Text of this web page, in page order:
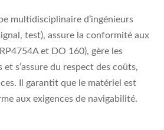
multidisciplinaire d’ingénieurs
test), assure la conformité aux
et DO 160), gère les
et s’assure du respect des coûts,
Il garantit que le matériel est
aux exigences de navigabilité.